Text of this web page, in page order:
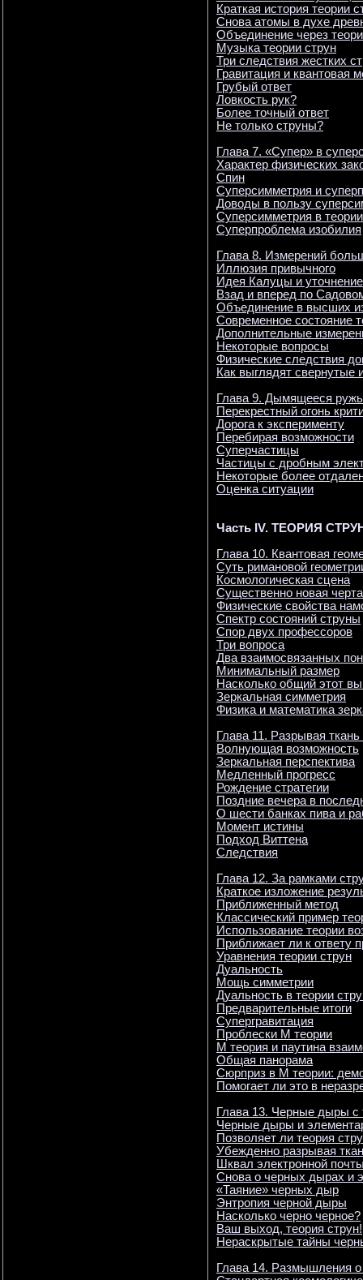
Краткая история теории
Снова атомы в духе
Объединение через
Музыка теории струн
Три следствия жестких
Гравитация и квантовая
Грубый ответ
Ловкость рук?
Более точный ответ
Не только струны?
Глава 7. «Супер» в
Характер физических
Спин
Суперсимметрия и
Доводы в пользу
Суперсимметрия в
Суперпроблема изобилия
Глава 8. Измерений
Иллюзия привычного
Идея Калуцы и
Взад и вперед по
Объединение в высших
Современное состояние
Дополнительные
Некоторые вопросы
Физические следствия
Как выглядят свернутые
Глава 9. Дымящееся
Перекрестный огонь
Дорога к эксперименту
Перебирая возможности
Суперчастицы
Частицы с дробным
Некоторые более
Оценка ситуации
Часть IV. ТЕОРИЯ
Глава 10. Квантовая
Суть римановой
Космологическая сцена
Существенно новая черта
Физические свойства
Спектр состояний струны
Спор двух профессоров
Три вопроса
Два взаимосвязанных
Минимальный размер
Насколько общий этот
Зеркальная симметрия
Физика и математика
Глава 11. Разрывая ткань
Волнующая возможность
Зеркальная перспектива
Медленный прогресс
Рождение стратегии
Поздние вечера в
О шести банках пива и
Момент истины
Подход Виттена
Следствия
Глава 12. За рамками
Краткое изложение
Приближенный метод
Классический пример
Использование теории
Приближает ли к ответу
Уравнения теории струн
Дуальность
Мощь симметрии
Дуальность в теории
Предварительные итоги
Супергравитация
Проблески М теории
М теория и паутина
Общая панорама
Сюрприз в М теории:
Помогает ли это в
Глава 13. Черные дыры с
Черные дыры и
Позволяет ли теория
Убежденно разрывая
Шквал электронной
Снова о черных дырах и
«Таяние» черных дыр
Энтропия черной дыры
Насколько черно черное?
Ваш выход, теория струн!
Нераскрытые тайны
Глава 14. Размышления о